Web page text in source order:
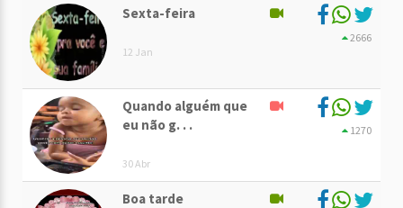
Sexta-feira
12 Jan
2666
Quando alguém que
eu não g. . .
30 Abr
1270
Boa tarde